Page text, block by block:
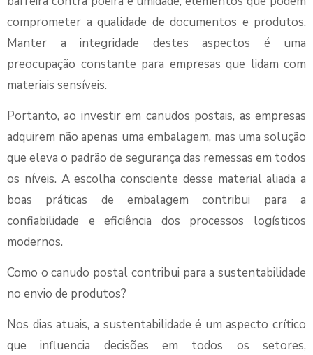
comprometer a qualidade de documentos e produtos.
Manter a integridade destes aspectos é uma
preocupação constante para empresas que lidam com
materiais sensíveis.
Portanto, ao investir em canudos postais, as empresas
adquirem não apenas uma embalagem, mas uma solução
que eleva o padrão de segurança das remessas em todos
os níveis. A escolha consciente desse material aliada a
boas práticas de embalagem contribui para a
confiabilidade e eficiência dos processos logísticos
modernos.
Como o canudo postal contribui para a sustentabilidade
no envio de produtos?
Nos dias atuais, a sustentabilidade é um aspecto crítico
que influencia decisões em todos os setores,